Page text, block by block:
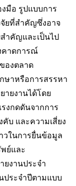
มือ รูปแบบการ
ยที่สำคัญซึ่งอาจ
ำคัญและเป็นไป
คาดการณ์
องตลาด
ษาหรือการสรรหา
ยงานได้โดย
งกดดันจากการ
บ และความเสี่ยง
วในการยื่นข้อมูล
ย์และ
ยงานประจำ
ประจำปีตามแบบ